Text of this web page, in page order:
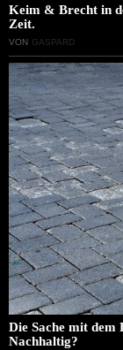
Keim & Brecht in
Zeit.
VON GASPARD
Die Sache mit
Nachhaltig?